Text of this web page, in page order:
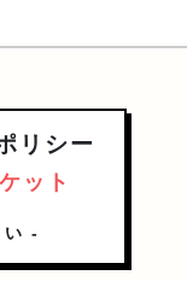
リシー
ット
い -